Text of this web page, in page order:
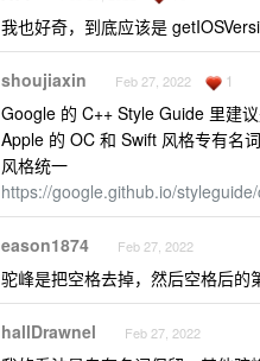
我也好奇，到底应该是
shoujiaxin Feb 27, 2022 1
Google 的 C++ Style Guide 里建
Apple 的 OC 和 Swift 风格专有名
风格统一
https://google.github.io/
eason1874 Feb 27, 2022
驼峰是把空格去掉，然后空格后的
hallDrawnel Feb 27, 2022